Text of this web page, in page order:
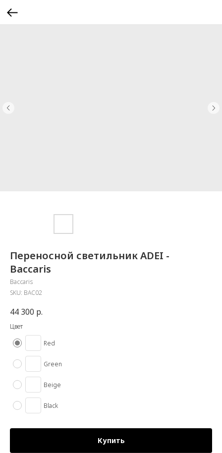
Переносной светильник ADEI -
Baccaris
Baccaris
SKU: BAC02
44 300 р.
Цвет
Red
Green
Beige
Black
Купить